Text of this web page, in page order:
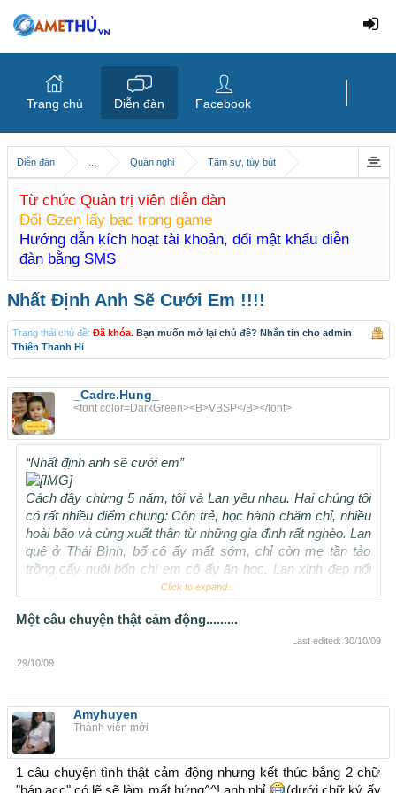
Diễn đàn Quán nghỉ Tâm sự, tùy bút
Từ chức Quản trị viên diễn đàn
Đổi Gzen lấy bạc trong game
Hướng dẫn kích hoạt tài khoản, đổi mật khẩu diễn
đàn bằng SMS
Nhất Định Anh Sẽ Cưới Em !!!!
Trạng thái chủ đề: Đã khóa. Bạn muốn mở lại chủ đề? Nhắn tin cho admin
Thiên Thanh Hi
_Cadre.Hung_
<font color=DarkGreen><B>VBSP</B></font>
“Nhất định anh sẽ cưới em”
Cách đây chừng 5 năm, tôi và Lan yêu nhau. Hai chúng tôi
có rất nhiều điểm chung: Còn trẻ, học hành chăm chỉ, nhiều
hoài bão và cùng xuất thân từ những gia đình rất nghèo. Lan
quê ở Thái Bình, bố cô ấy mất sớm, chỉ còn mẹ tần tảo
trồng cấy nuôi bốn chị em cô ấy ăn học. Lan xinh đẹp nổi
bật ở trường dù cô ấy không bao giờ có những bộ quần áo
học, để có tiền đóng học phí, tôi đi làm gia sư, làm nhân
viên tiếp thị ngay từ năm thứ nhất. Càng khó khăn vất vả,
tôi lại càng chăm chỉ học hành bởi tôi biết, học giỏi là con
đường duy nhất để giúp tôi thay đổi cuộc sống của mình.
Click to expand...
Một câu chuyện thật cảm động.........
Last edited: 30/10/09
29/10/09
Amyhuyen
Thành viên mới
1 câu chuyện tình thật cảm động nhưng kết thúc bằng 2 chữ
"bán acc" có lẽ sẽ làm mất hứng^^!.anh nhỉ
(dưới chữ ký ấy
Trang chủ Diễn đàn Facebook